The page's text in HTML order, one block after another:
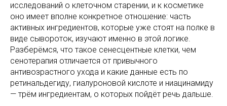
исследований о клеточном старении, и к косметике
оно имеет вполне конкретное отношение: часть
активных ингредиентов, которые уже стоят на полке в
виде сывороток, изучают именно в этой логике.
Разберёмся, что такое сенесцентные клетки, чем
сенотерапия отличается от привычного
антивозрастного ухода и какие данные есть по
ретинальдегиду, гиалуроновой кислоте и ниацинамиду
— трём ингредиентам, о которых пойдёт речь дальше.